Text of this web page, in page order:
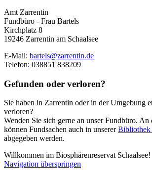
Amt Zarrentin
Fundbüro - Frau Bartels
Kirchplatz 8
19246 Zarrentin am Schaalsee
E-Mail: bartels@zarrentin.de
Telefon: 038851 838209
Gefunden oder verloren?
Sie haben in Zarrentin oder in der Umgebung
verloren?
Wenden Sie sich gerne an unser Fundbüro. An
können Fundsachen auch in unserer
abgegeben werden.
Willkommen im Biosphärenreservat Schaalsee!
Navigation überspringen